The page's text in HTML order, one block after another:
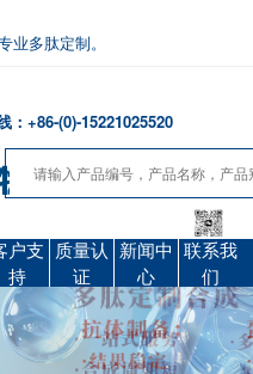
多肽定制。
：+86-(0)-15221025520
户支
持
质量认
证
新闻中
心
联系我
们